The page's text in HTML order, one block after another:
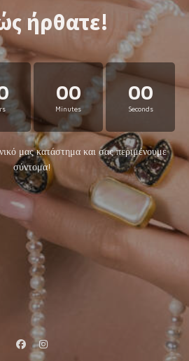
ήρθατε!
00
Minutes
00
Seconds
μας κατάστημα και σας περιμένουμε
σύντομα!